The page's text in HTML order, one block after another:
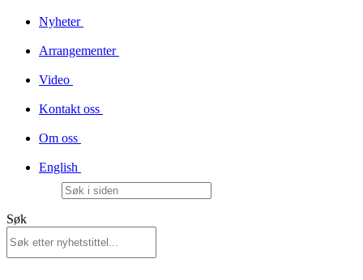
Nyheter
Arrangementer
Video
Kontakt oss
Om oss
English
Søk